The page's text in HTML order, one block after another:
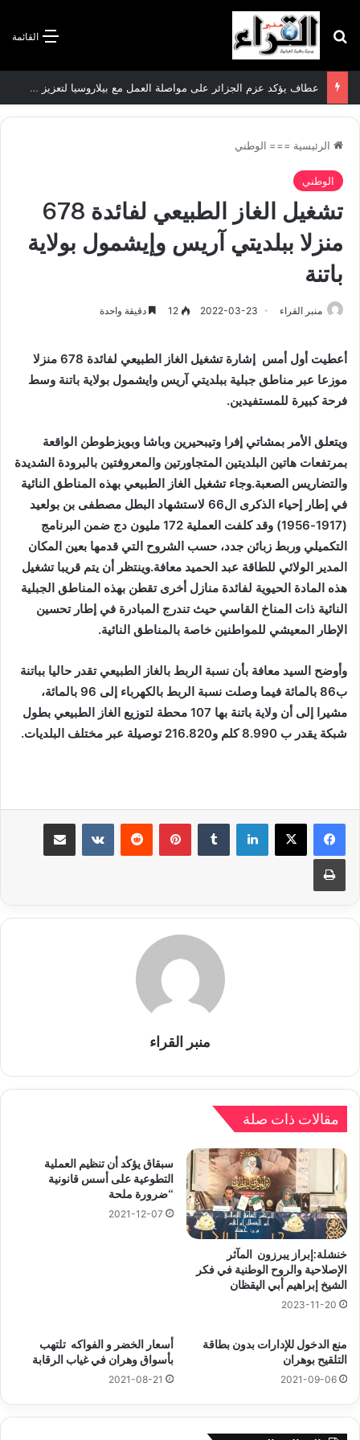
القائمة بحث عن
عطاف يؤكد عزم الجزائر على مواصلة العمل مع بيلاروسيا لتعزيز العلاقات الثنائية
الرئيسية === الوطني
الوطني
تشغيل الغاز الطبيعي لفائدة 678
منزلا ببلديتي آريس وإيشمول بولاية
باتنة
منبر القراء 2022-03-23
12 دقيقة واحدة
أعطيت أول أمس إشارة تشغيل الغاز الطبيعي لفائدة 678 منزلا
موزعا عبر مناطق جبلية ببلديتي آريس وايشمول بولاية باتنة وسط
فرحة كبيرة للمستفيدين.
ويتعلق الأمر بمشاتي إفرا وتيبحيرين وباشا وبويزطوطن الواقعة
بمرتفعات هاتين البلديتين المتجاورتين والمعروفتين بالبرودة الشديدة
والتضاريس الصعبة.وجاء تشغيل الغاز الطبيعي بهذه المناطق النائية
في إطار إحياء الذكرى ال66 لاستشهاد البطل مصطفى بن بولعيد
(1917-1956) وقد كلفت العملية 172 مليون دج ضمن البرنامج
التكميلي وربط زبائن جدد، حسب الشروح التي قدمها بعين المكان
المدير الولائي للطاقة عبد الحميد معافة.وينتظر أن يتم قريبا تشغيل
هذه المادة الحيوية لفائدة منازل أخرى تقطن بهذه المناطق الجبلية
النائية ذات المناخ القاسي حيث تندرج المبادرة في إطار تحسين
الإطار المعيشي للمواطنين خاصة بالمناطق النائية.
وأوضح السيد معافة بأن نسبة الربط بالغاز الطبيعي تقدر حاليا بباتنة
ب86 بالمائة فيما وصلت نسبة الربط بالكهرباء إلى 96 بالمائة،
مشيرا إلى أن ولاية باتنة بها 107 محطة لتوزيع الغاز الطبيعي بطول
شبكة يقدر ب 8.990 كلم و216.820 توصيلة عبر مختلف البلديات.
لينكدإن بينتيريست
طباعة
منبر القراء
مقالات ذات صلة
خنشلة:إبراز يبرزون المآثر
الإصلاحية والروح الوطنية في فكر
الشيخ إبراهيم أبي اليقظان
2023-11-20
سبقاق يؤكد أن تنظيم العملية
التطوعية على أسس قانونية
“ضرورة ملحة
2021-12-07
منع الدخول للإدارات بدون بطاقة
التلقيح بوهران
2021-09-06
أسعار الخضر و الفواكه تلتهب
بأسواق وهران في غياب الرقابة
2021-08-21